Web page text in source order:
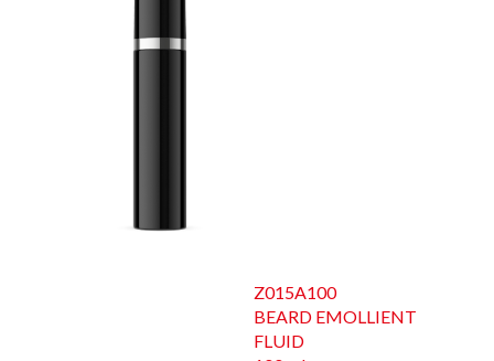
Z015A100
BEARD EMOLLIENT
FLUID